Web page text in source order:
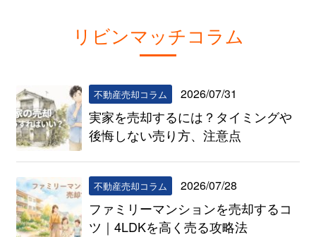
リビンマッチコラム
不動産売却コラム 2026/07/31
実家を売却するには？タイミングや
後悔しない売り方、注意点
不動産売却コラム 2026/07/28
ファミリーマンションを売却するコ
ツ｜4LDKを高く売る攻略法